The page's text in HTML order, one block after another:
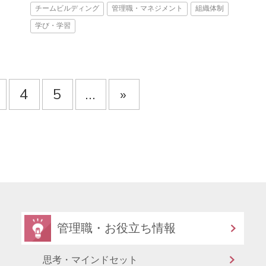
チームビルディング 管理職・マネジメント 組織体制
学び・学習
4 5 ... »
管理職・お役立ち情報
思考・マインドセット